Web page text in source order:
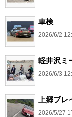
車検
2026/6/2
軽井沢ミ
2026/6/3
上郷ブ
2026/5/27